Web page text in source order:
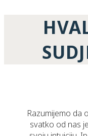
Razumijemo da
svatko od nas